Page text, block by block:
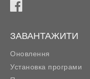
ЗАВАНТАЖИТИ
Оновлення
Установка програми